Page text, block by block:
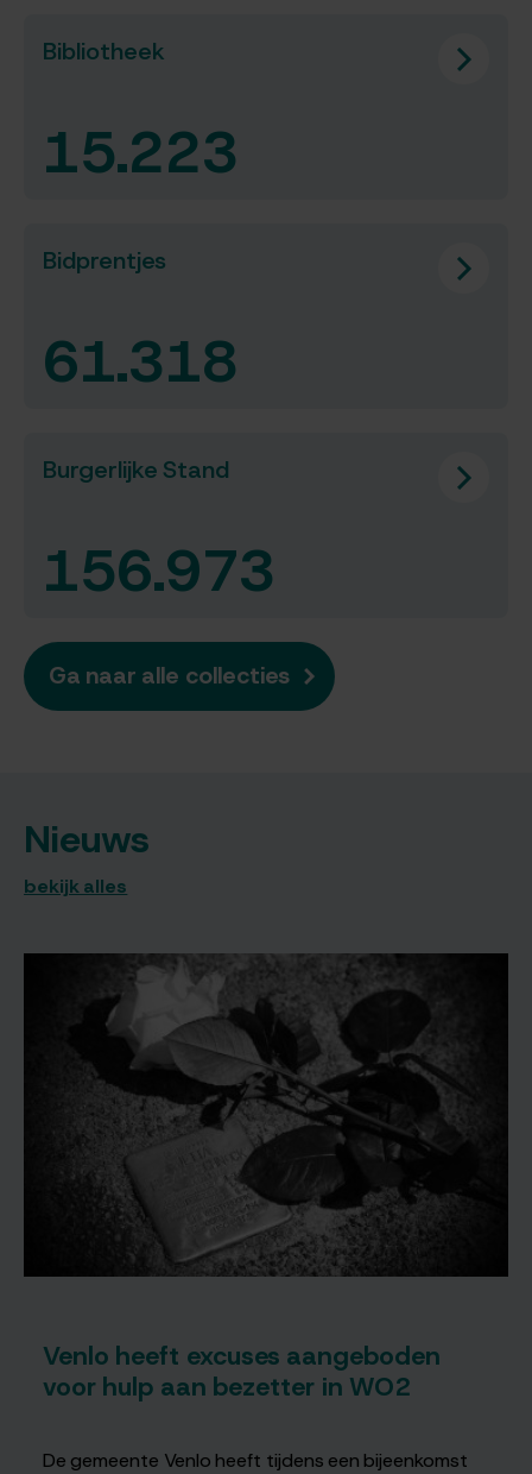
Bibliotheek
15.223
Bidprentjes
61.318
Burgerlijke Stand
156.973
Ga naar alle collecties
Nieuws
bekijk alles
Venlo heeft excuses aangeboden
voor hulp aan bezetter in WO2
De gemeente Venlo heeft tijdens een bijeenkomst